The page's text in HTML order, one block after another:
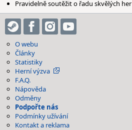
Pravidelně soutěžit o řadu skvělých her
O webu
Články
Statistiky
Herní výzva
F.A.Q.
Nápověda
Odměny
Podpořte nás
Podmínky užívání
Kontakt a reklama